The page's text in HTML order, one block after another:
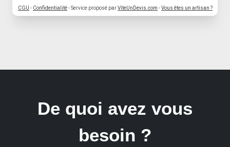
CGU - Confidentialité- Service proposé parViteUnDevis.com -Vous êtes un artisan ?
De quoi avez vous
besoin ?